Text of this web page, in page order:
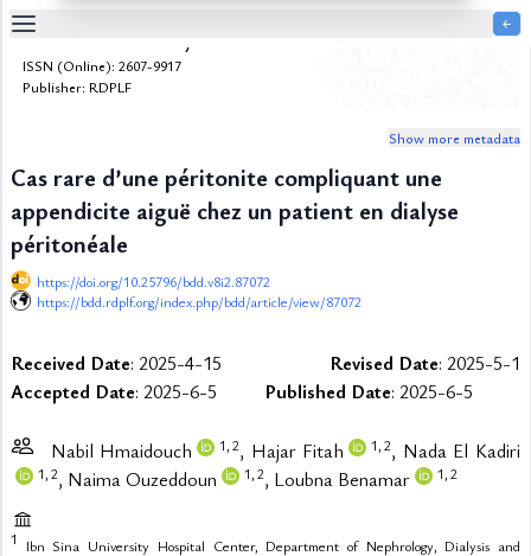
￩
Table
Of
of
Media
List
of
Tables
Metrics
Contributors
Bulletin de la Dialyse à Domicile
ISSN (Online): 2607-9917
Publisher: RDPLF
Show more metadata
Cas rare d’une péritonite compliquant une
appendicite aiguë chez un patient en dialyse
péritonéale
https://doi.org/10.25796/bdd.v8i2.87072
https://bdd.rdplf.org/index.php/bdd/article/view/87072
Received Date: 2025-4-15 Revised Date: 2025-5-1
Accepted Date: 2025-6-5 Published Date: 2025-6-5
Nabil Hmaidouch 1,2, Hajar Fitah 1, 2, Nada El Kadiri
1,2, Naima Ouzeddoun 1,2, Loubna Benamar 1,2
1
Ibn Sina University Hospital Center, Department of Nephrology, Dialysis and